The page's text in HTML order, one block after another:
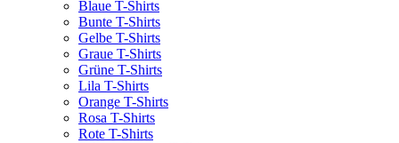
Blaue T-Shirts
Bunte T-Shirts
Gelbe T-Shirts
Graue T-Shirts
Grüne T-Shirts
Lila T-Shirts
Orange T-Shirts
Rosa T-Shirts
Rote T-Shirts